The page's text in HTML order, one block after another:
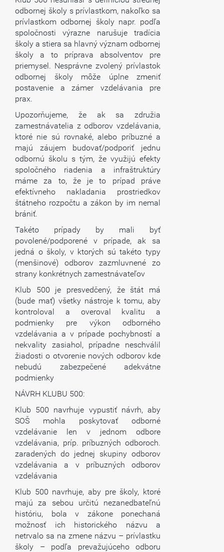
odbornej školy s prívlastkom, nakoľko sa
prívlastkom odbornej školy napr. podľa
spoločnosti výrazne narušuje tradícia
školy a stiera sa hlavný význam odbornej
školy a to príprava absolventov pre
priemysel. Nesprávne zvolený prívlastok
odbornej školy môže úplne zmeniť
postavenie a zámer vzdelávania pre
prax.
Upozorňujeme, že ak sa združia
zamestnávatelia z odborov vzdelávania,
ktoré nie sú rovnaké, alebo príbuzné a
majú záujem budovať/podporiť jednu
odbornú školu s tým, že využijú efekty
spoločného riadenia a infraštruktúry
máme za to, že je to prípad práve
efektívneho nakladania prostriedkov
štátneho rozpočtu a zákon by im nemal
brániť.
Takéto prípady by mali byť
povolené/podporené v prípade, ak sa
jedná o školy, v ktorých sú takéto typy
(menšinové) odborov zazmluvnené zo
strany konkrétnych zamestnávateľov
Klub 500 je presvedčený, že štát má
(bude mať) všetky nástroje k tomu, aby
kontroloval a overoval kvalitu a
podmienky pre výkon odborného
vzdelávania a v prípade pochybností a
nekvality zasiahol, prípadne neschválil
žiadosti o otvorenie nových odborov kde
nebudú zabezpečené adekvátne
podmienky
NÁVRH KLUBU 500:
Klub 500 navrhuje vypustiť návrh, aby
SOŠ mohla poskytovať odborné
vzdelávanie len v jednom odbore
vzdelávania, príp. príbuzných odboroch.
zaradených do jednej skupiny odborov
vzdelávania a v príbuzných odborov
vzdelávania
Klub 500 navrhuje, aby pre školy, ktoré
majú za sebou určitú nezanedbateľnú
históriu, bola v zákone ponechaná
možnosť ich historického názvu a
netrvalo sa na zmene názvu – prívlastku
školy – podľa prevažujúceho odboru